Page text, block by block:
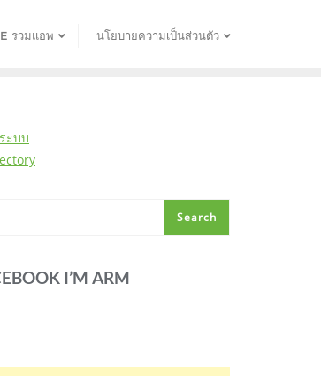
รวมแอพ นโยบายความเป็นส่วนตัว
ะบบ
I’M ARM